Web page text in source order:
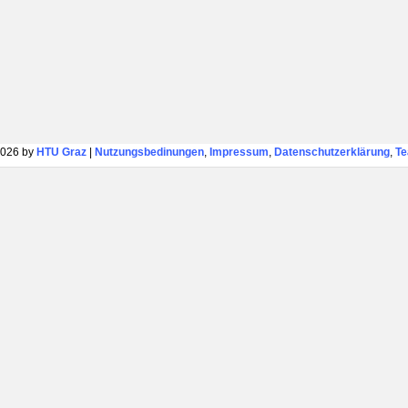
by HTU Graz| Nutzungsbedinungen, Impressum, Datenschutzerklärung,